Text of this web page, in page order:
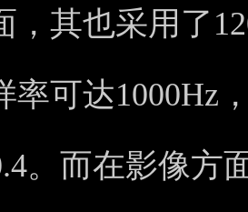
，其也采用了
率可达1000Hz
。而在影像方